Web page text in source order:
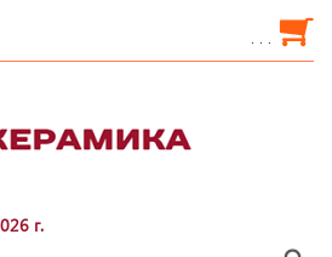
. . .
г.